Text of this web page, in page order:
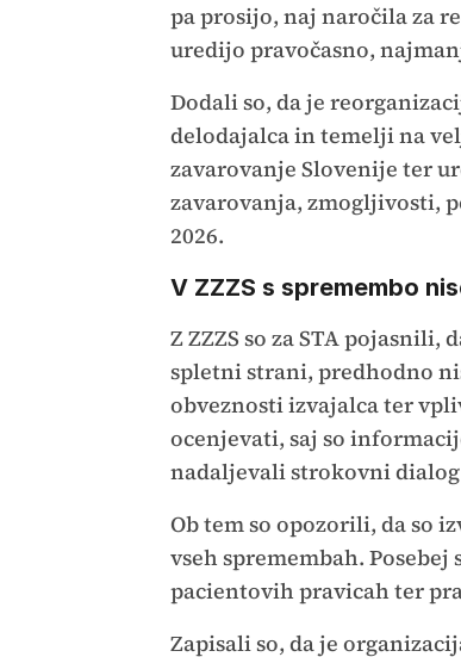
pa prosijo, naj naročila za
uredijo pravočasno,
Dodali so, da je
delodajalca in temelji na
zavarovanje Slovenije ter
zavarovanja, zmogljivosti,
2026.
V ZZZS s spremembo
Z ZZZS so za STA
spletni strani, predhodno
obveznosti izvajalca ter
ocenjevati, saj so
nadaljevali strokovni
Ob tem so opozorili, da so
vseh spremembah.
pacientovih pravicah ter
Zapisali so, da je